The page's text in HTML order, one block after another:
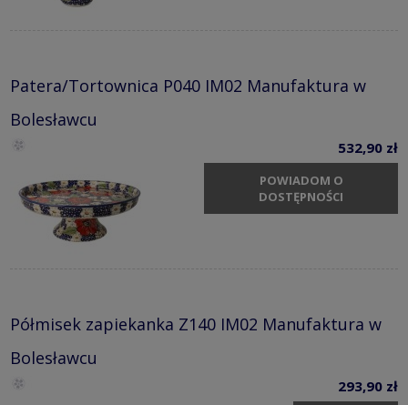
Patera/Tortownica P040 IM02 Manufaktura w
Bolesławcu
532,90 zł
POWIADOM O
DOSTĘPNOŚCI
Półmisek zapiekanka Z140 IM02 Manufaktura w
Bolesławcu
293,90 zł